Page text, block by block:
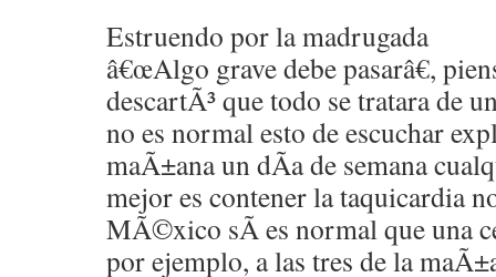
Estruendo por la madrugada
â€œAlgo grave debe pasarâ€,
descartÃ³ que todo se tratara de
no es normal esto de escuchar
maÃ±ana un dÃ­a de semana
mejor es contener la taquicardia
MÃ©xico sÃ­ es normal que una
por ejemplo, a las tres de la